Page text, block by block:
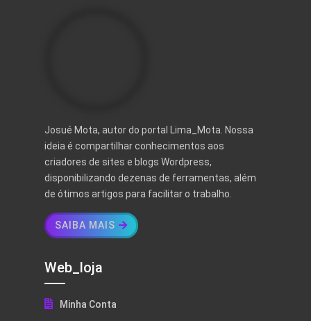
Josué Mota, autor do portal Lima_Mota. Nossa
ideia é compartilhar conhecimentos aos
criadores de sites e blogs Wordpress,
disponibilizando dezenas de ferramentas, além
de ótimos artigos para facilitar o trabalho.
SAIBA MAIS
Web_loja
Minha Conta